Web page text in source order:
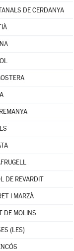
DE CERDANYA
DE REVARDIT
I MARZÀ
DE MOLINS
(LES)